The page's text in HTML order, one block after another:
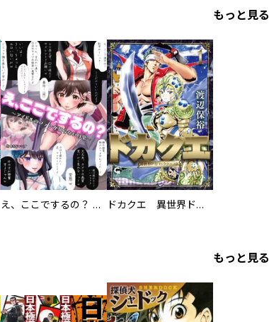
もっと見る
え、ここでするの？ アイドルのファンが知らない日常 ドカクエ 異世界ドカコッククエスト
もっと見る